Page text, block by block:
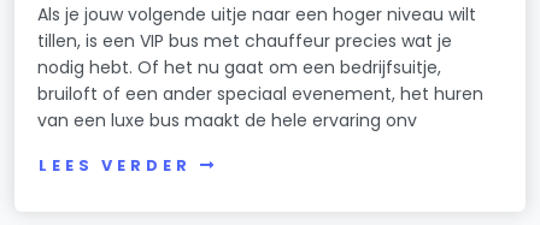
Als je jouw volgende uitje naar een hoger niveau wilt
tillen, is een VIP bus met chauffeur precies wat je
nodig hebt. Of het nu gaat om een bedrijfsuitje,
bruiloft of een ander speciaal evenement, het huren
van een luxe bus maakt de hele ervaring onv
LEES VERDER